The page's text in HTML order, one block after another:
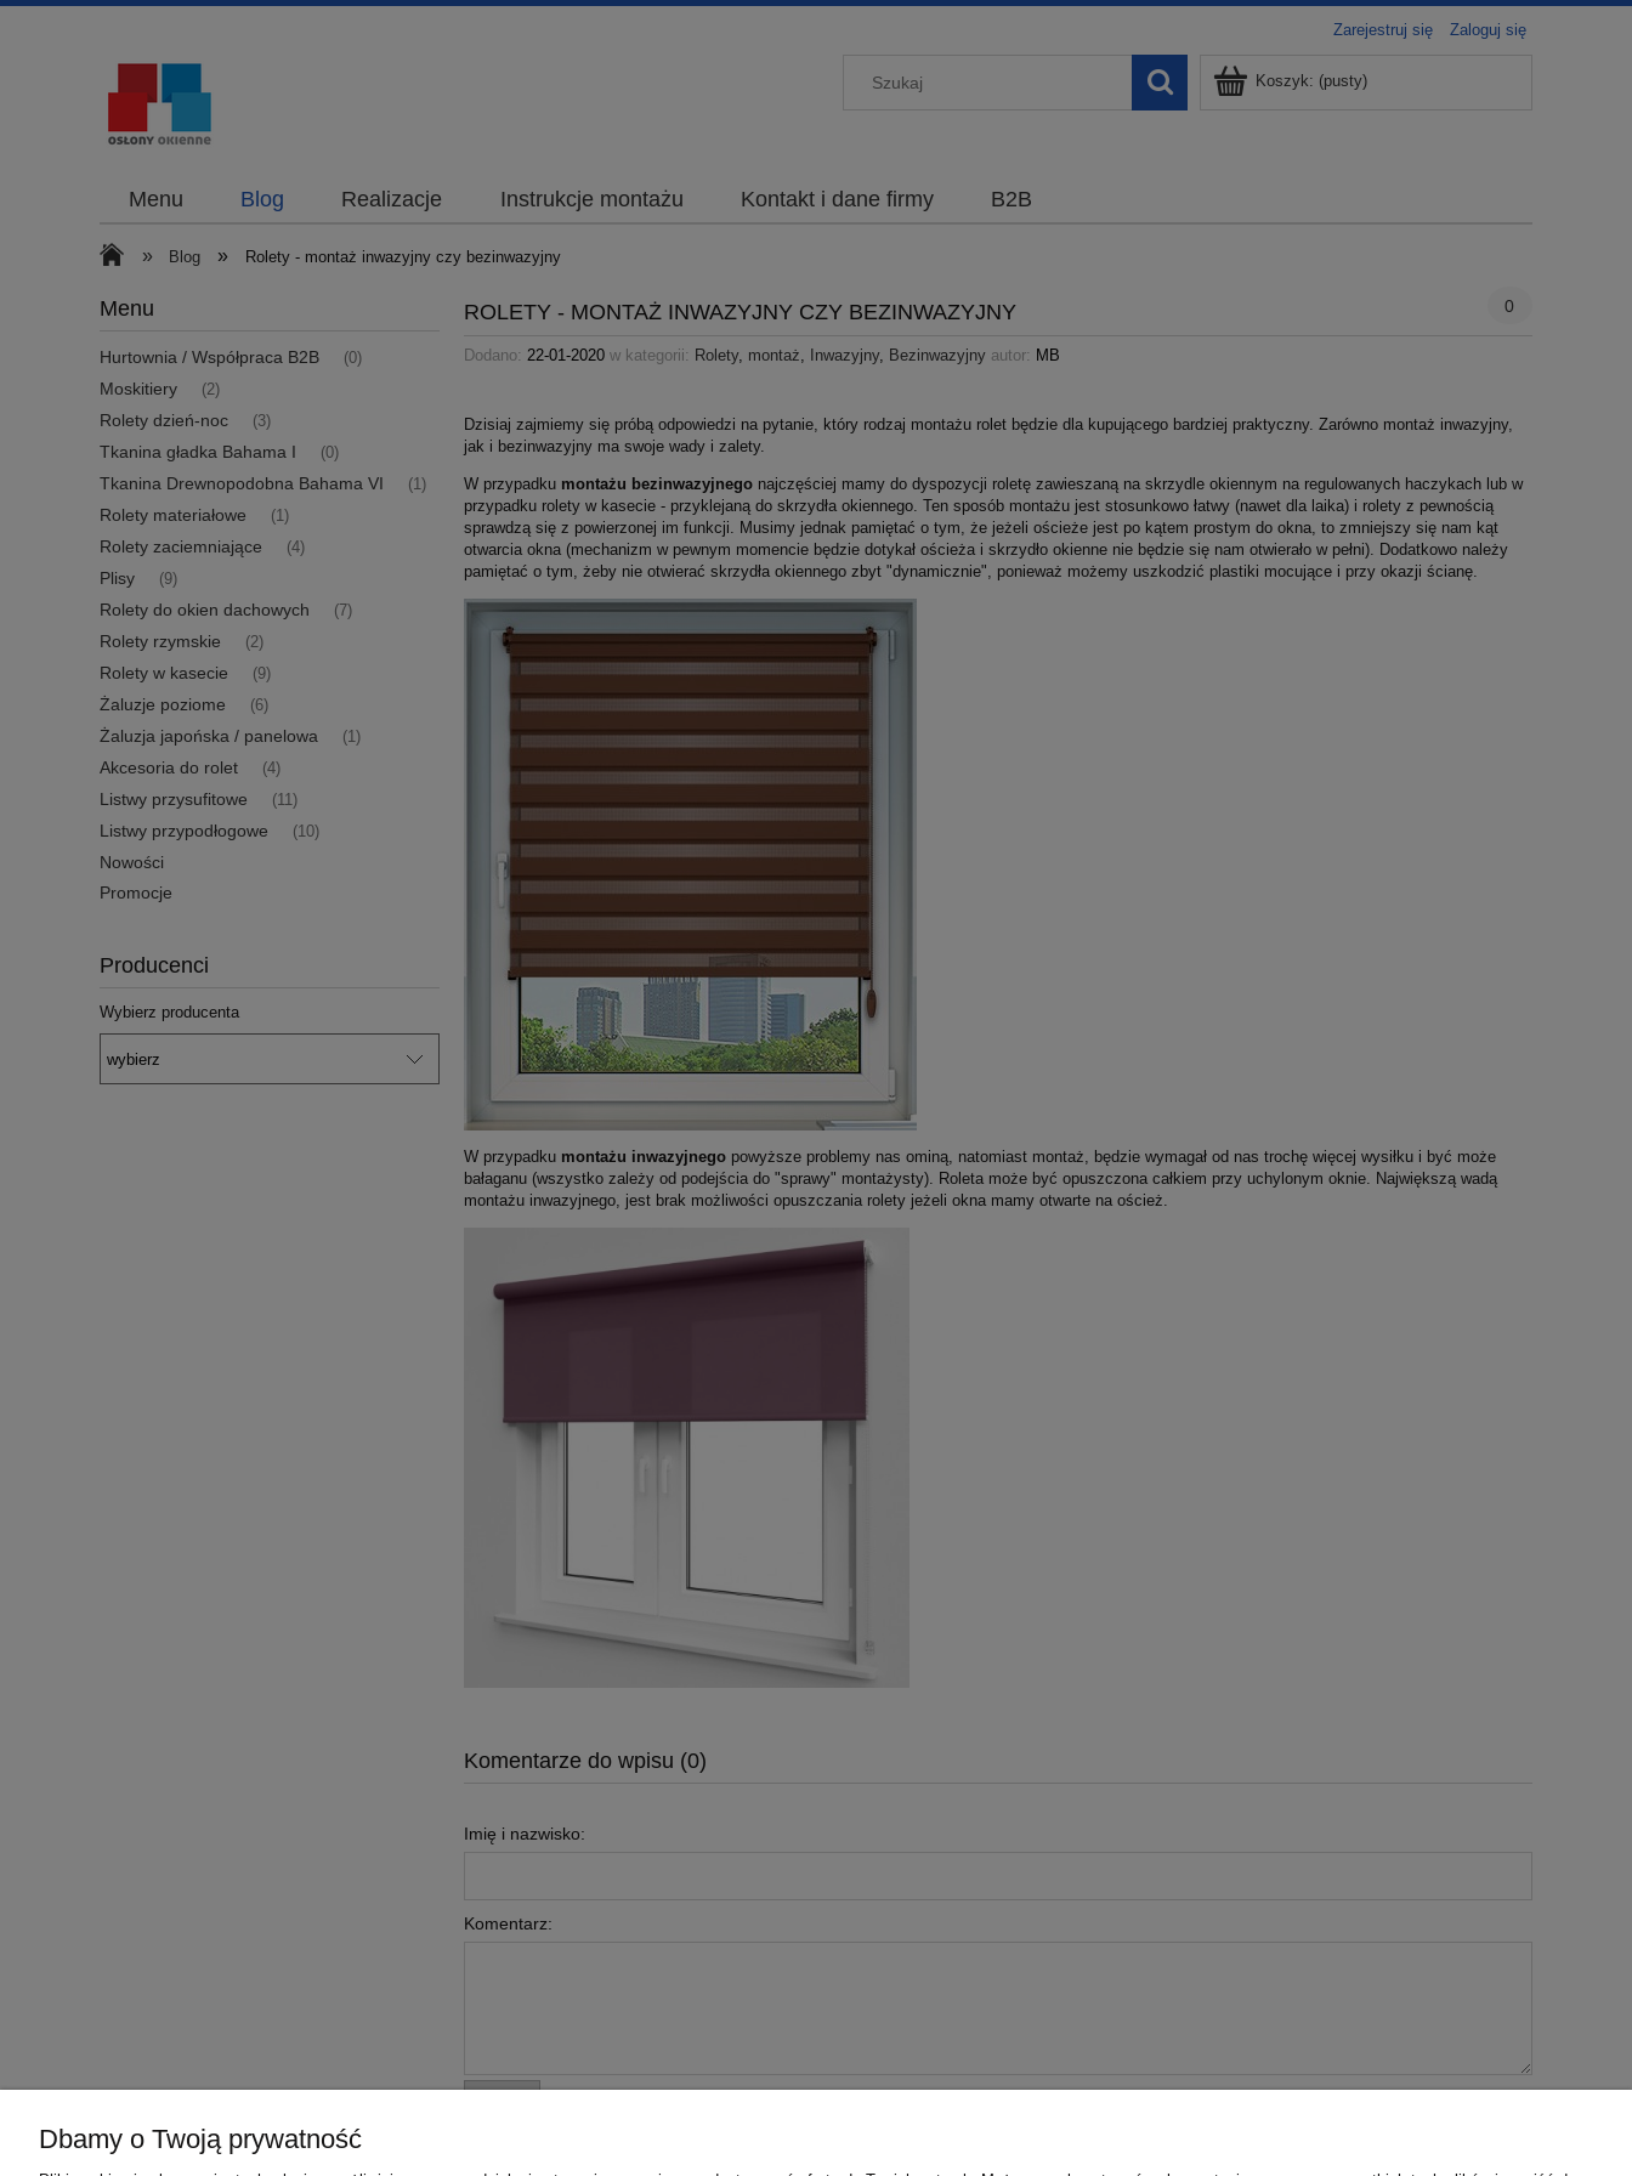
Zarejestruj się Zaloguj się
Koszyk: (pusty)
Menu Blog Realizacje Instrukcje montażu Kontakt i dane firmy B2B
» Blog » Rolety - montaż inwazyjny czy bezinwazyjny
Menu
Hurtownia / Współpraca B2B (0)
Moskitiery (2)
Rolety dzień-noc (3)
Tkanina gładka Bahama I (0)
Tkanina Drewnopodobna Bahama VI (1)
Rolety materiałowe (1)
Rolety zaciemniające (4)
Plisy (9)
Rolety do okien dachowych (7)
Rolety rzymskie (2)
Rolety w kasecie (9)
Żaluzje poziome (6)
Żaluzja japońska / panelowa (1)
Akcesoria do rolet (4)
Listwy przysufitowe (11)
Listwy przypodłogowe (10)
Nowości
Promocje
Producenci
Wybierz producenta
ROLETY - MONTAŻ INWAZYJNY CZY BEZINWAZYJNY 0
Dodano: 22-01-2020 w kategorii: Rolety, montaż Inwazyjny, Bezinwazyjny autor: MB
Dzisiaj zajmiemy się próbą odpowiedzi na pytanie, który rodzaj montażu rolet będzie dla kupującego bardziej praktyczny. Zarówno montaż inwazyjny,
jak i bezinwazyjny ma swoje wady i zalety.
W przypadku montażu bezinwazyjnego najczęściej mamy do dyspozycji roletę zawieszaną na skrzydle okiennym na regulowanych haczykach lub w
przypadku rolety w kasecie - przyklejaną do skrzydła okiennego. Ten sposób montażu jest stosunkowo łatwy (nawet dla laika) i rolety z pewnością
sprawdzą się z powierzonej im funkcji. Musimy jednak pamiętać o tym, że jeżeli ościeże jest po kątem prostym do okna, to zmniejszy się nam kąt
otwarcia okna (mechanizm w pewnym momencie będzie dotykał ościeża i skrzydło okienne nie będzie się nam otwierało w pełni). Dodatkowo należy
pamiętać o tym, żeby nie otwierać skrzydła okiennego zbyt "dynamicznie", ponieważ możemy uszkodzić plastiki mocujące i przy okazji ścianę.
W przypadku montażu inwazyjnego powyższe problemy nas ominą, natomiast montaż, będzie wymagał od nas trochę więcej wysiłku i być może
bałaganu (wszystko zależy od podejścia do "sprawy" montażysty). Roleta może być opuszczona całkiem przy uchylonym oknie. Największą wadą
montażu inwazyjnego, jest brak możliwości opuszczania rolety jeżeli okna mamy otwarte na oścież.
Komentarze do wpisu (0)
Imię i nazwisko:
Komentarz:
Dbamy o Twoją prywatność